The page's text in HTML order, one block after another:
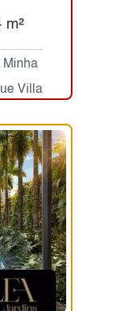
m²
Minha
Villa